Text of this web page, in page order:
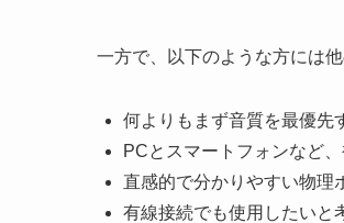
一方で、以下のような方には
何よりもまず音質を最優先
PCとスマートフォンなど
直感的で分かりやすい物理
有線接続でも使用したいと